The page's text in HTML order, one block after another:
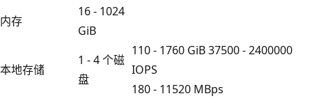
内存
16 - 1024
GiB
本地存储
1 - 4 个磁
盘
110 - 1760 GiB 37500 - 2400000
IOPS
180 - 11520 MBps